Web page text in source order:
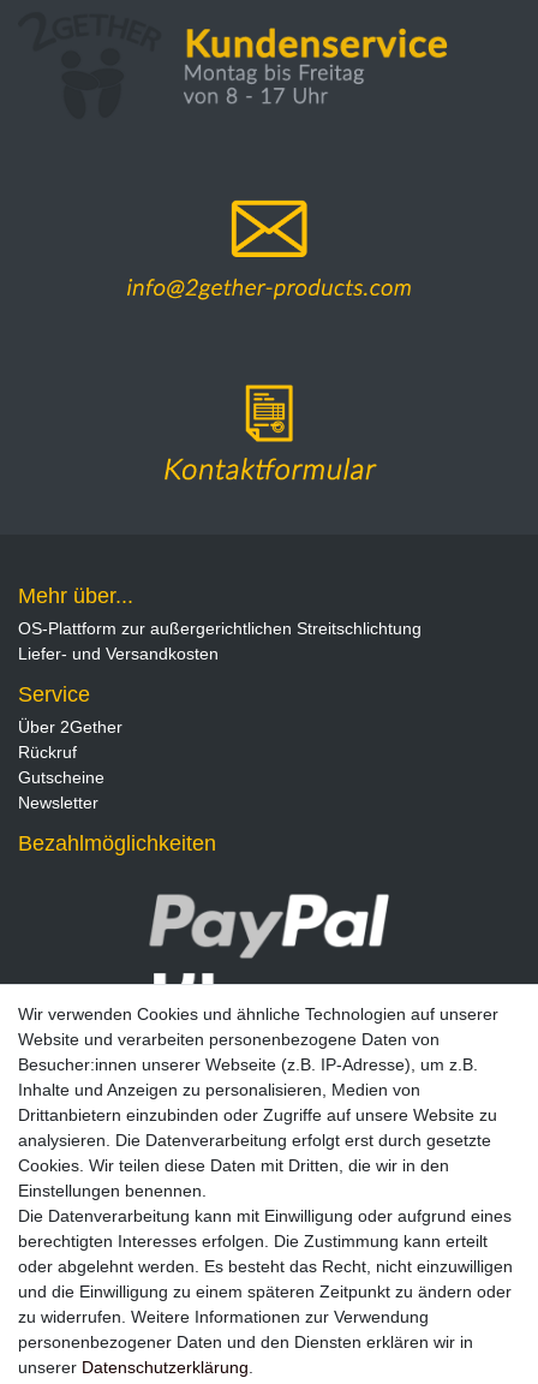
Mehr über...
OS-Plattform zur außergerichtlichen Streitschlichtung
Liefer- und Versandkosten
Service
Über 2Gether
Rückruf
Gutscheine
Newsletter
Bezahlmöglichkeiten
Newsletter
E-MAIL **
Einwilligung kann ich jederzeit widerrufen.**
Abonnieren
Wir verwenden Cookies und ähnliche Technologien auf unserer
Website und verarbeiten personenbezogene Daten von
Besucher:innen unserer Webseite (z.B. IP-Adresse), um z.B.
Inhalte und Anzeigen zu personalisieren, Medien von
Drittanbietern einzubinden oder Zugriffe auf unsere Website zu
analysieren. Die Datenverarbeitung erfolgt erst durch gesetzte
Cookies. Wir teilen diese Daten mit Dritten, die wir in den
Einstellungen benennen.
Die Datenverarbeitung kann mit Einwilligung oder aufgrund eines
berechtigten Interesses erfolgen. Die Zustimmung kann erteilt
oder abgelehnt werden. Es besteht das Recht, nicht einzuwilligen
und die Einwilligung zu einem späteren Zeitpunkt zu ändern oder
zu widerrufen. Weitere Informationen zur Verwendung
personenbezogener Daten und den Diensten erklären wir in
unserer Daten­schutz­erklärung